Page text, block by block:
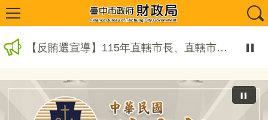
臺中市政府財政局菸酒查獲物倉庫管理作業要點(115年8月7日修正)
115年度7月份臺中市市庫集中支付收辦憑單件數已公布
【反賄選宣導】115年直轄市長、直轄市議員、縣(市)長、縣(市)議員選舉反賄選宣導8
【陽光法案宣導】圖利與便民之界線(一)
【資安宣導】安全使用電子信箱